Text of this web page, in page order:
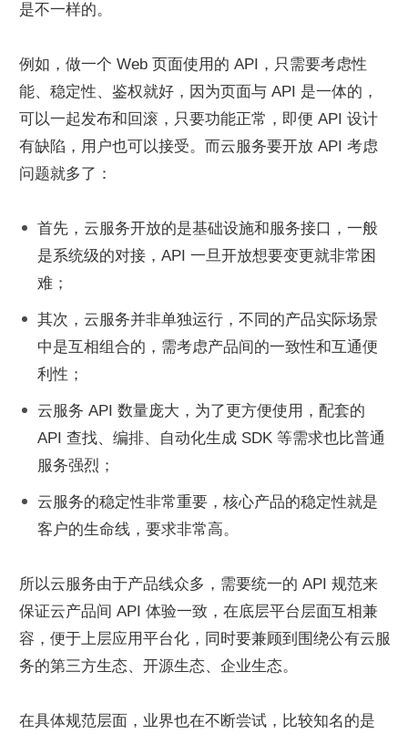
是不一样的。
例如，做一个 Web 页面使用的 API，只需要考虑性
能、稳定性、鉴权就好，因为页面与 API 是一体的，
可以一起发布和回滚，只要功能正常，即便 API 设计
有缺陷，用户也可以接受。而云服务要开放 API 考虑
问题就多了：
首先，云服务开放的是基础设施和服务接口，一般
是系统级的对接，API 一旦开放想要变更就非常困
难；
其次，云服务并非单独运行，不同的产品实际场景
中是互相组合的，需考虑产品间的一致性和互通便
利性；
云服务 API 数量庞大，为了更方便使用，配套的
API 查找、编排、自动化生成 SDK 等需求也比普通
服务强烈；
云服务的稳定性非常重要，核心产品的稳定性就是
客户的生命线，要求非常高。
所以云服务由于产品线众多，需要统一的 API 规范来
保证云产品间 API 体验一致，在底层平台层面互相兼
容，便于上层应用平台化，同时要兼顾到围绕公有云服
务的第三方生态、开源生态、企业生态。
在具体规范层面，业界也在不断尝试，比较知名的是